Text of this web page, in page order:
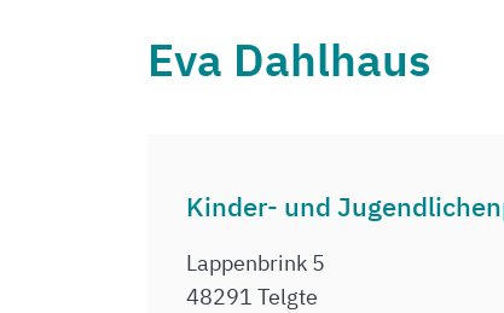
Eva Dahlhaus
Kinder- und
Lappenbrink 5
48291 Telgte